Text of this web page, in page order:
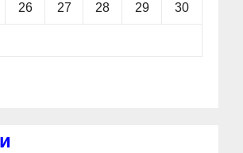
26 27 28 29 30